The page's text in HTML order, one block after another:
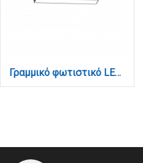
Γραμμικό φωτιστικό LED 7W 3CCT για Ultra Thin ράγα σε μαύρη απόχρωση D:23X2,6X2,4cm (TMU0040-Black)